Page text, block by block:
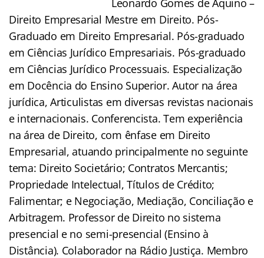
Leonardo Gomes de Aquino –
Direito Empresarial Mestre em Direito. Pós-
Graduado em Direito Empresarial. Pós-graduado
em Ciências Jurídico Empresariais. Pós-graduado
em Ciências Jurídico Processuais. Especialização
em Docência do Ensino Superior. Autor na área
jurídica, Articulistas em diversas revistas nacionais
e internacionais. Conferencista. Tem experiência
na área de Direito, com ênfase em Direito
Empresarial, atuando principalmente no seguinte
tema: Direito Societário; Contratos Mercantis;
Propriedade Intelectual, Títulos de Crédito;
Falimentar; e Negociação, Mediação, Conciliação e
Arbitragem. Professor de Direito no sistema
presencial e no semi-presencial (Ensino à
Distância). Colaborador na Rádio Justiça. Membro